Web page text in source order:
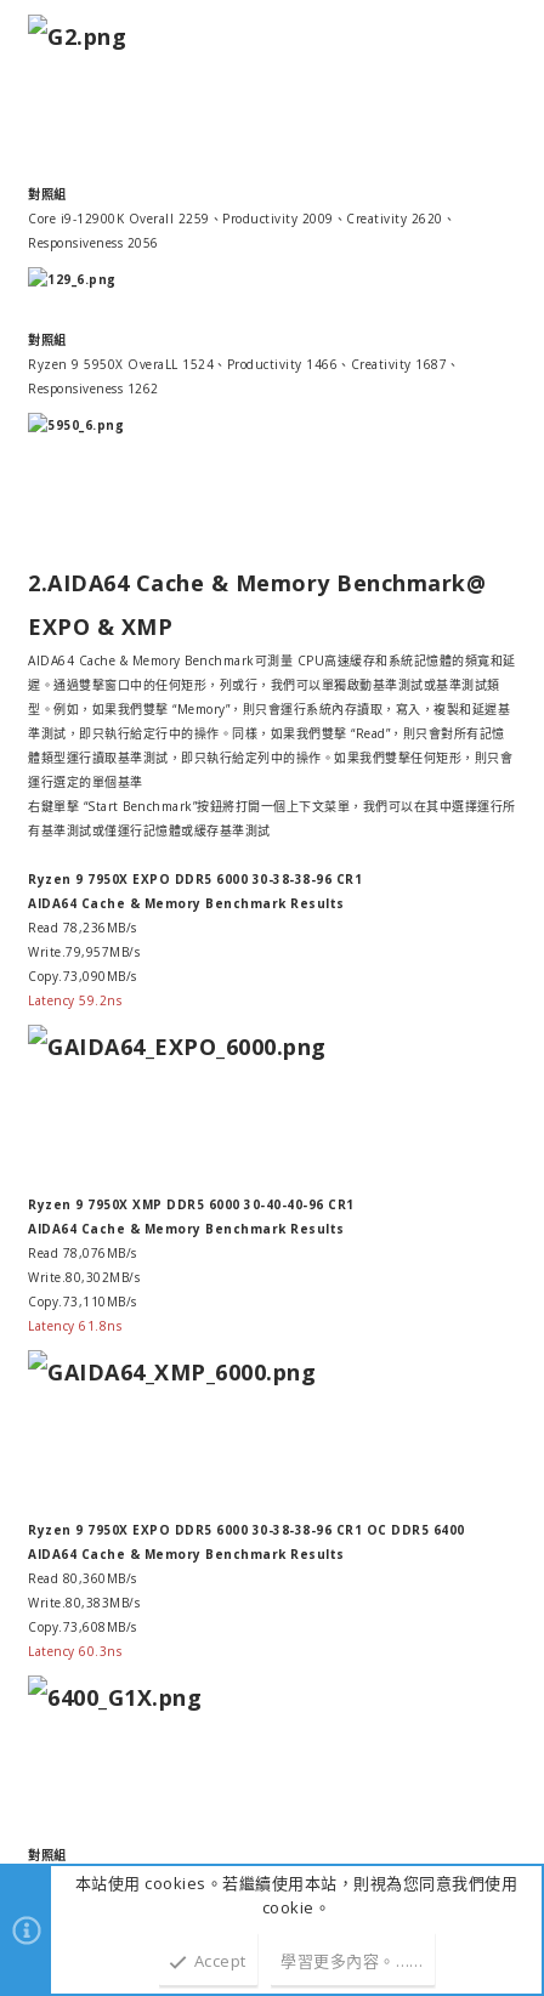
對照組
Core i9-12900K Overall 2259、Productivity 2009、Creativity 2620、
Responsiveness 2056
對照組
Ryzen 9 5950X OveraLL 1524、Productivity 1466、Creativity 1687、
Responsiveness 1262
2.AIDA64 Cache & Memory Benchmark@
EXPO & XMP
AIDA64 Cache & Memory Benchmark可測量 CPU高速緩存和系統記憶體的頻寬和延
遲。通過雙擊窗口中的任何矩形，列或行，我們可以單獨啟動基準測試或基準測試類
型。例如，如果我們雙擊 “Memory”，則只會運行系統內存讀取，寫入，複製和延遲基
準測試，即只執行給定行中的操作。同樣，如果我們雙擊 “Read”，則只會對所有記憶
體類型運行讀取基準測試，即只執行給定列中的操作。如果我們雙擊任何矩形，則只會
運行選定的單個基準
右鍵單擊 “Start Benchmark”按鈕將打開一個上下文菜單，我們可以在其中選擇運行所
有基準測試或僅運行記憶體或緩存基準測試
Ryzen 9 7950X EXPO DDR5 6000 30-38-38-96 CR1
AIDA64 Cache & Memory Benchmark Results
Read 78,236MB/s
Write.79,957MB/s
Copy.73,090MB/s
Latency 59.2ns
Ryzen 9 7950X XMP DDR5 6000 30-40-40-96 CR1
AIDA64 Cache & Memory Benchmark Results
Read 78,076MB/s
Write.80,302MB/s
Copy.73,110MB/s
Latency 61.8ns
Ryzen 9 7950X EXPO DDR5 6000 30-38-38-96 CR1 OC DDR5 6400
AIDA64 Cache & Memory Benchmark Results
Read 80,360MB/s
Write.80,383MB/s
Copy.73,608MB/s
Latency 60.3ns
對照組
Core i9-12900K XMP DDR 4 6400 40-40-40-76 CR1
AIDA64 Cache & Memory Benchmark Results
Read 98,668MB/s
本站使用 cookies。若繼續使用本站，則視為您同意我們使用
cookie。
Accept 學習更多內容。……